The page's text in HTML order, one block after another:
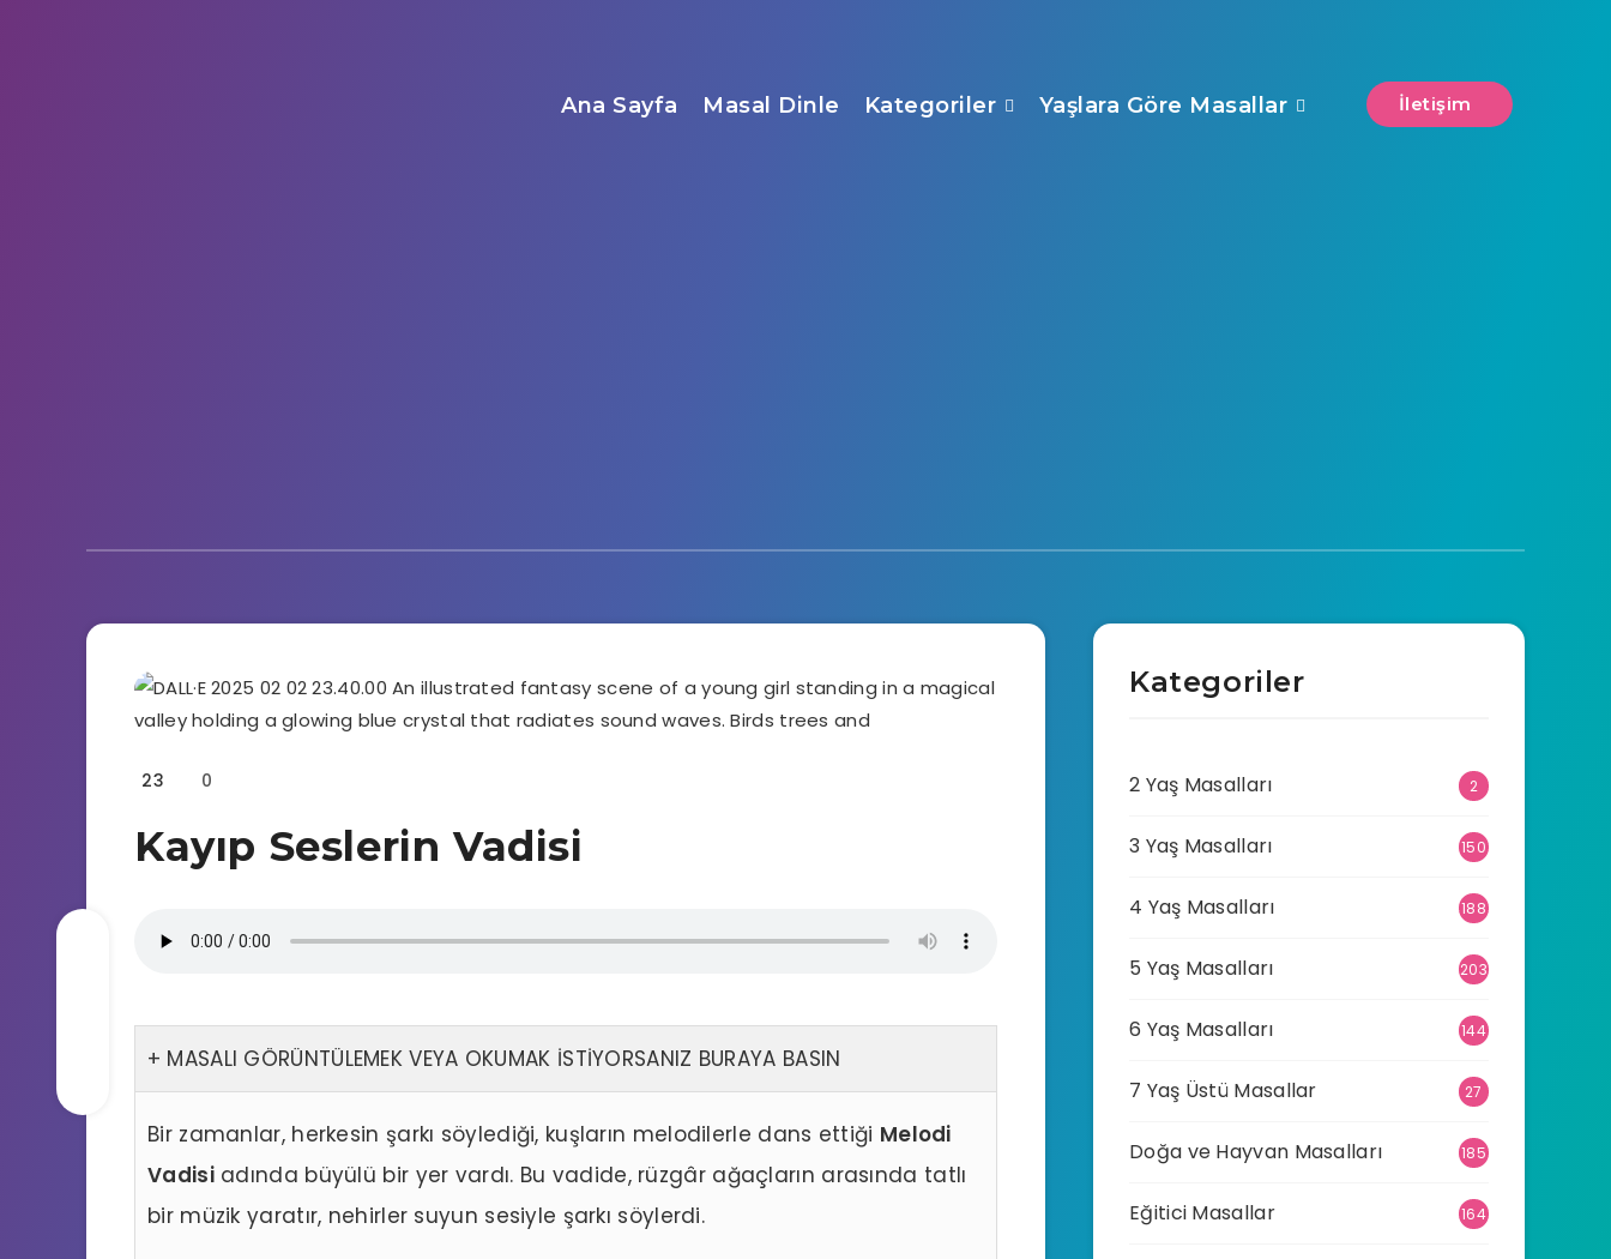
Ana Sayfa Masal Dinle Kategoriler Yaşlara Göre Masallar İletişim
23 0
Kayıp Seslerin Vadisi
MASALI GÖRÜNTÜLEMEK VEYA OKUMAK İSTİYORSANIZ BURAYA BASIN
Bir zamanlar, herkesin şarkı söylediği, kuşların melodilerle dans ettiği Melodi
Vadisiadında büyülü bir yer vardı. Bu vadide, rüzgâr ağaçların arasında tatlı
bir müzik yaratır, nehirler suyun sesiyle şarkı söylerdi.
Kategoriler
2 Yaş Masalları 2
3 Yaş Masalları 150
4 Yaş Masalları 188
5 Yaş Masalları 203
6 Yaş Masalları 144
7 Yaş Üstü Masallar 27
Doğa ve Hayvan Masalları 185
Eğitici Masallar 164